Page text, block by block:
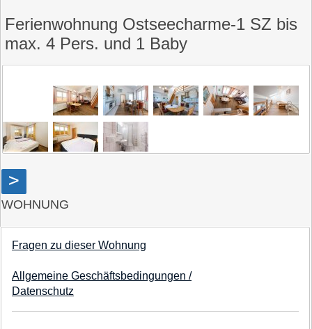
Ferienwohnung Ostseecharme-1 SZ bis
max. 4 Pers. und 1 Baby
>
WOHNUNG
Fragen zu dieser Wohnung
Allgemeine Geschäftsbedingungen /
Datenschutz